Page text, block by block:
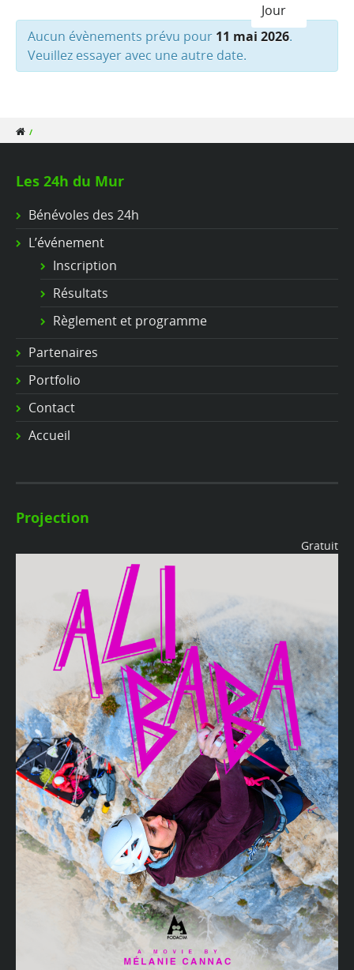
Jour
Aucun évènements prévu pour 11 mai 2026.
Veuillez essayer avec une autre date.
/
Les 24h du Mur
Bénévoles des 24h
L’événement
Inscription
Résultats
Règlement et programme
Partenaires
Portfolio
Contact
Accueil
Projection
Gratuit